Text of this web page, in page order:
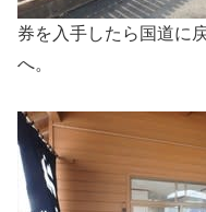
券を入手したら国道に
へ。